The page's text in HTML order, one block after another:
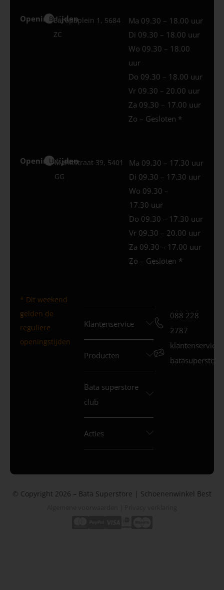
Openingstijden
Best
Europaplein 1, 5684
ZC
Ma 09.30 – 18.00 uur
Di 09.30 – 18.00 uur
Wo 09.30 – 18.00
uur
Do 09.30 – 18.00 uur
Vr 09.30 – 20.00 uur
Za 09.30 – 17.00 uur
Zo – Gesloten *
Openingstijden
Uden
Marktstraat 39, 5401
GG
Ma 09.30 – 17.30 uur
Di 09.30 – 17.30 uur
Wo 09.30 –
17.30 uur
Do 09.30 – 17.30 uur
Vr 09.30 – 20.00 uur
Za 09.30 – 17.00 uur
Zo – Gesloten *
* Dit weekend
gelden de
reguliere
openingstijden
Klantenservice
Producten
Bata superstore
club
Acties
088 228
2787
© Copyright 2026 – Bata Superstore | Schoenenwinkel Best